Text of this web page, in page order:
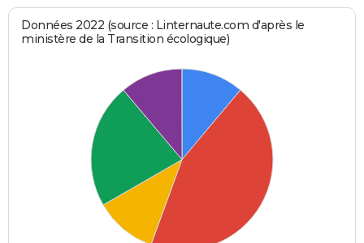
Données 2022 (source : Linternaute.com d'après le
ministère de la Transition écologique)